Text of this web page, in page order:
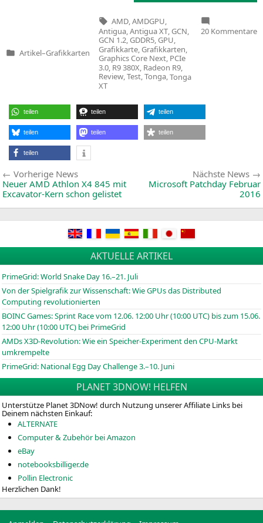
Veröffentlicht
Artikel–Grafikkarten
Tags:
AMD,AMDGPU,
Antigua, Antigua XT, GCN
GCN 1.2,GDDR5,GPU,
Grafikkarte, Grafikkarten
Graphics Core Next, PCIe
3.0, R9 380X Radeon R9,
Review,Test,Tonga,Tonga
XT
20 Kommentare
teilen teilen teilen
teilen teilen teilen
teilen
Beitragsnavigation
Vorherige NewsVorherige
News:
Neuer AMD Athlon X4 845 mit
Excavator-Kern schon gelistet
Nächste News
Microsoft Patchday Februar
2016
AKTUELLE ARTIKEL
PrimeGrid: World Snake Day 16.–21. Juli
Von der Spielgrafik zur Wissenschaft: Wie GPUs das Distributed
Computing revolutionierten
BOINCGames: Sprint Race vom 12.06. 12:00 Uhr (10:00 UTC) bis zum 15.06.
12:00 Uhr (10:00 UTC) bei PrimeGrid
AMDs X3D-Revolution: Wie ein Speicher-Experiment den CPU-Markt
umkrempelte
PrimeGrid: National Egg Day Challenge 3.–10. Juni
PLANET 3DNOW! HELFEN
Unterstütze Planet 3DNow! durch Nutzung unserer Affiliate Links bei
Deinem nächsten Einkauf:
ALTERNATE
Computer & Zubehör bei Amazon
eBay
notebooksbilliger.de
Pollin Electronic
Herzlichen Dank!